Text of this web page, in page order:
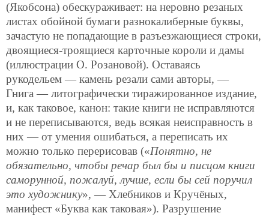
(Якобсона) обескураживает: на неровно резаных
листах обойной бумаги разнокалиберные буквы,
зачастую не попадающие в разъезжающиеся строки,
двоящиеся-троящиеся карточные короли и дамы
(иллюстрации О. Розановой). Оставаясь
рукодельем — камень резали сами авторы, —
Гнига — литографически тиражированное издание,
и, как таковое, канон: такие книги не исправляются
и не переписываются, ведь всякая неисправность в
них — от умения ошибаться, а переписать их
можно только перерисовав («Понятно, не
обязательно, чтобы речар был бы и писцом книги
саморунной, пожалуй, лучше, если бы сей поручил
это художнику», — Хлебников и Кручёных,
манифест «Буква как таковая»). Разрушение